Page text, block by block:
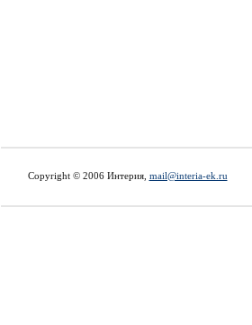
Copyright © 2006 Интерия, mail@interia-ek.ru